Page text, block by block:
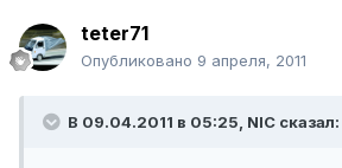
teter71
Опубликовано 9 апреля, 2011
В 09.04.2011 в 05:25, NIC сказал: